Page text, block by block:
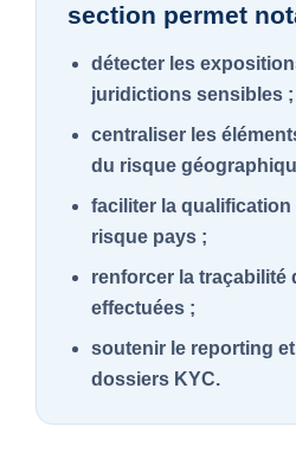
section permet
détecter les
juridictions sensibles ;
centraliser les
du risque
faciliter la qualification
risque pays ;
renforcer la traçabilité
effectuées ;
soutenir le reporting
dossiers KYC.